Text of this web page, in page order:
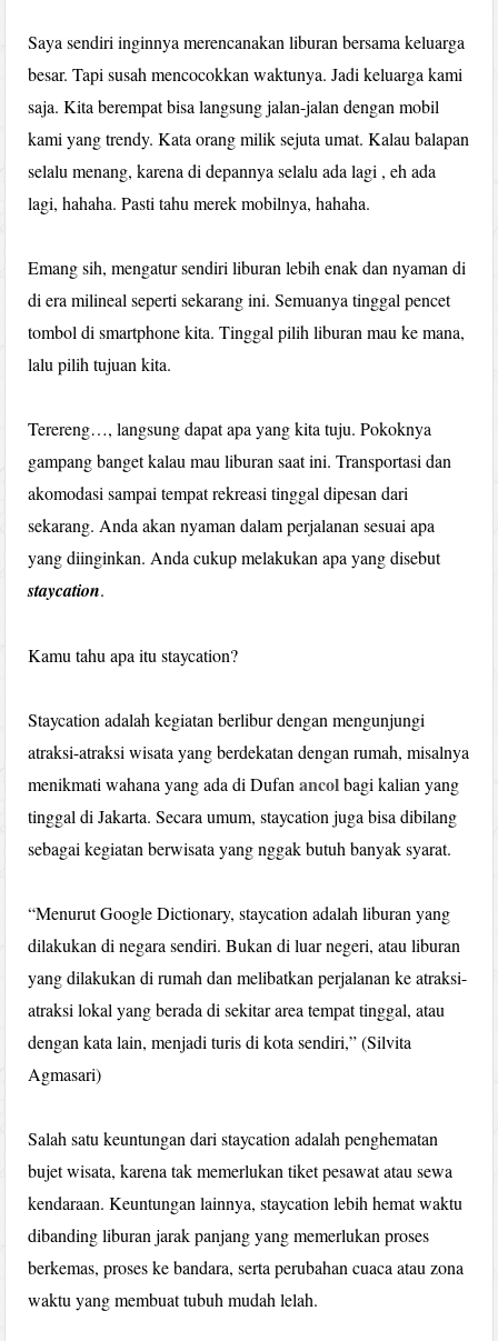
Saya sendiri inginnya merencanakan liburan bersama keluarga
besar. Tapi susah mencocokkan waktunya. Jadi keluarga kami
saja. Kita berempat bisa langsung jalan-jalan dengan mobil
kami yang trendy. Kata orang milik sejuta umat. Kalau balapan
selalu menang, karena di depannya selalu ada lagi , eh ada
lagi, hahaha. Pasti tahu merek mobilnya, hahaha.
Emang sih, mengatur sendiri liburan lebih enak dan nyaman di
di era milineal seperti sekarang ini. Semuanya tinggal pencet
tombol di smartphone kita. Tinggal pilih liburan mau ke mana,
lalu pilih tujuan kita.
Terereng…, langsung dapat apa yang kita tuju. Pokoknya
gampang banget kalau mau liburan saat ini. Transportasi dan
akomodasi sampai tempat rekreasi tinggal dipesan dari
sekarang. Anda akan nyaman dalam perjalanan sesuai apa
yang diinginkan. Anda cukup melakukan apa yang disebut
staycation.
Kamu tahu apa itu staycation?
Staycation adalah kegiatan berlibur dengan mengunjungi
atraksi-atraksi wisata yang berdekatan dengan rumah, misalnya
menikmati wahana yang ada di Dufanancolbagi kalian yang
tinggal di Jakarta. Secara umum, staycation juga bisa dibilang
sebagai kegiatan berwisata yang nggak butuh banyak syarat.
“Menurut Google Dictionary, staycation adalah liburan yang
dilakukan di negara sendiri. Bukan di luar negeri, atau liburan
yang dilakukan di rumah dan melibatkan perjalanan ke atraksi-
atraksi lokal yang berada di sekitar area tempat tinggal, atau
dengan kata lain, menjadi turis di kota sendiri,” (Silvita
Agmasari)
Salah satu keuntungan dari staycation adalah penghematan
bujet wisata, karena tak memerlukan tiket pesawat atau sewa
kendaraan. Keuntungan lainnya, staycation lebih hemat waktu
dibanding liburan jarak panjang yang memerlukan proses
berkemas, proses ke bandara, serta perubahan cuaca atau zona
waktu yang membuat tubuh mudah lelah.